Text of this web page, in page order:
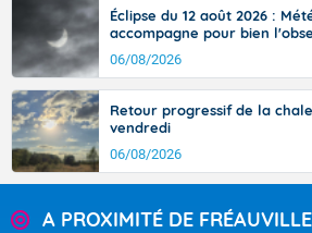
Éclipse du 12 août 2026 :
accompagne pour bien
06/08/2026
Retour progressif de la
vendredi
06/08/2026
A PROXIMITÉ DE FRÉAUVILLE